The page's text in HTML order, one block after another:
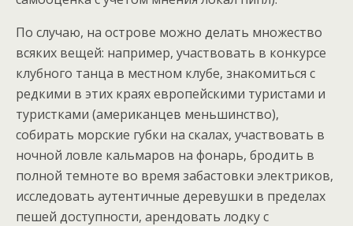
По случаю, на острове можно делать множество
всяких вещей: например, участвовать в конкурсе
клубного танца в местном клубе, знакомиться с
редкими в этих краях европейскими туристами и
туристками (американцев меньшинство),
собирать морские губки на скалах, участвовать в
ночной ловле кальмаров на фонарь, бродить в
полной темноте во время забастовки электриков,
исследовать аутентичные деревушки в пределах
пешей доступности, арендовать лодку с